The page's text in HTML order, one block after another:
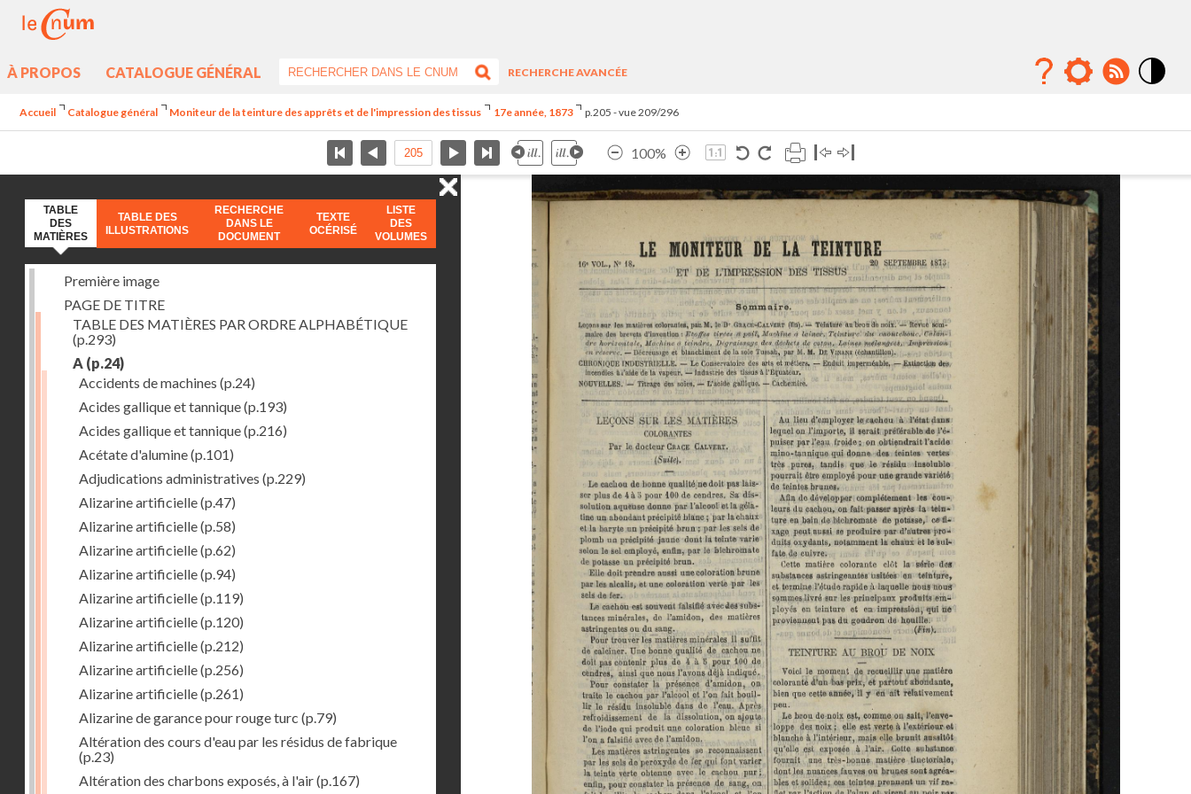
À PROPOS CATALOGUE GÉNÉRAL
RECHERCHE AVANCÉE
Accueil Catalogue général Moniteur de la teinture des apprêts et de l'impression des tissus 17e année, 1873 p.205 - vue 209/296
100%
TABLE
DES
MATIÈRES
TABLE DES
ILLUSTRATIONS
RECHERCHE
DANS LE
DOCUMENT
TEXTE
OCÉRISÉ
LISTE
DES
VOLUMES
Première image
PAGE DE TITRE
TABLE DES MATIÈRES PAR ORDRE ALPHABÉTIQUE
(p.293)
A (p.24)
Accidents de machines (p.24)
Acides gallique et tannique(p.193)
Acides gallique et tannique(p.216)
Acétate d'alumine(p.101)
Adjudications administratives (p.229)
Alizarine artificielle(p.47)
Alizarine artificielle(p.58)
Alizarine artificielle(p.62)
Alizarine artificielle(p.94)
Alizarine artificielle(p.119)
Alizarine artificielle(p.120)
Alizarine artificielle(p.212)
Alizarine artificielle(p.256)
Alizarine artificielle(p.261)
Alizarine de garance pour rouge turc (p.79)
Altération des cours d'eau par les résidus de fabrique
(p.23)
Altération des charbons exposés, à l'air(p.167)